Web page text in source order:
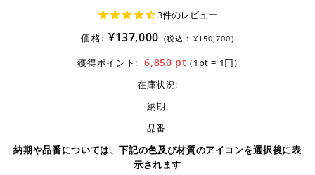
3件のレビュー
価格: ¥137,000 (税込 : ¥150,700)
獲得ポイント: 6,850 pt(1pt = 1円)
在庫状況:
納期:
品番:
納期や品番については、下記の色及び材質のアイコンを選択後に表
示されます